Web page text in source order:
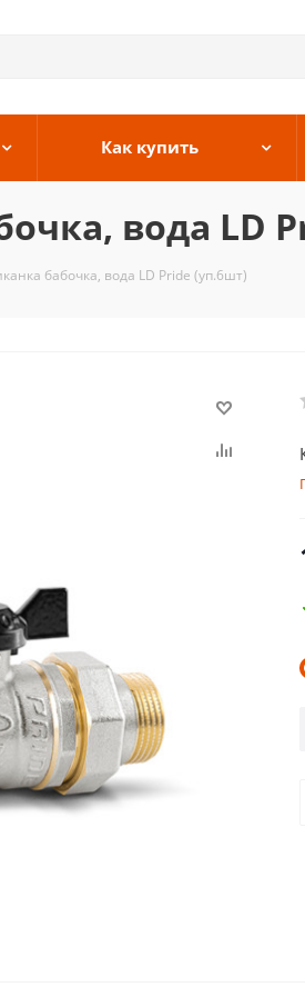
Как купить
вода LD
бабочка, вода LD Pride (уп.6шт)